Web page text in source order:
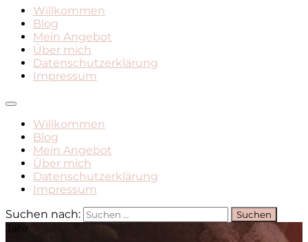
Mami Mara – Der Mama
Blog
Willkommen
Blog
Mein Angebot
Über mich
Datenschutzerklärung
Impressum
Willkommen
Blog
Mein Angebot
Über mich
Datenschutzerklärung
Impressum
Suchen nach:
Jahr